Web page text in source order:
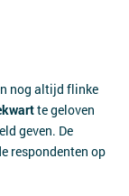
nog altijd flinke
te geloven
geven. De
respondenten op